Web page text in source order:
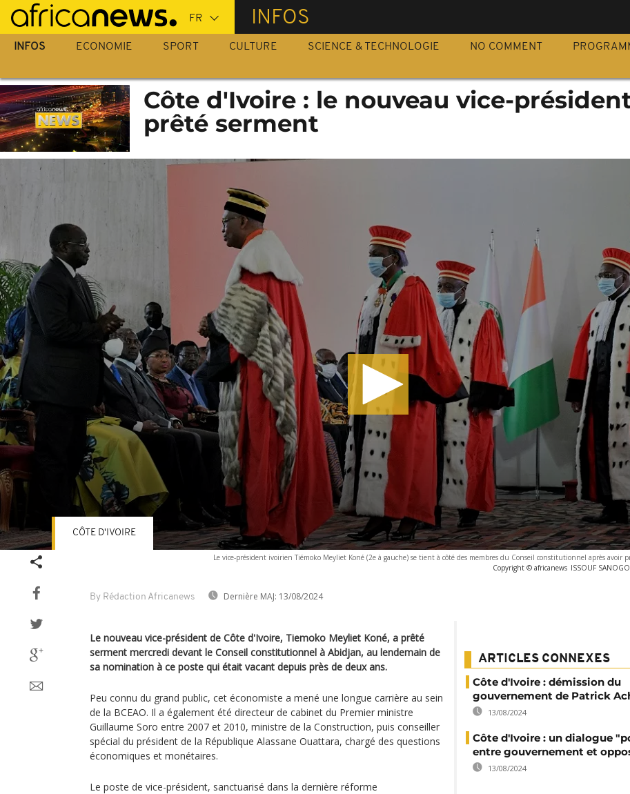
Passer
au
contenu
INFOS
INFOS ECONOMIE SPORT CULTURE SCIENCE & TECHNOLOGIE NO COMMENT
Côte d'Ivoire : le nouveau vice-
prêté serment
Le vice-président ivoirien Tiémoko Meyliet Koné (2e à gauche) se tient à côté des membres du Conseil constitutionnel après avoir
Copyright © africanews ISSOUF
By Rédaction Africanews Dernière MAJ: 13/08/2024
CÔTE D'IVOIRE
Le nouveau vice-président de Côte d'Ivoire, Tiemoko Meyliet Koné, a prêté
serment mercredi devant le Conseil constitutionnel à Abidjan, au lendemain de
sa nomination à ce poste qui était vacant depuis près de deux ans.
Peu connu du grand public, cet économiste a mené une longue carrière au sein
de la BCEAO. Il a également été directeur de cabinet du Premier ministre
Guillaume Soro entre 2007 et 2010, ministre de la Construction, puis conseiller
spécial du président de la République Alassane Ouattara, chargé des questions
économiques et monétaires.
Le poste de vice-président, sanctuarisé dans la dernière réforme
ARTICLES CONNEXES
Côte d'Ivoire : démission du
gouvernement de Patrick
13/08/2024
Côte d'Ivoire : un dialogue
entre gouvernement et
13/08/2024